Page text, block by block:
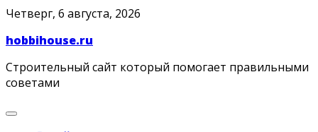
Skip
content
Четверг, 6 августа, 2026
hobbihouse.ru
Строительный сайт который помогает правильными
советами